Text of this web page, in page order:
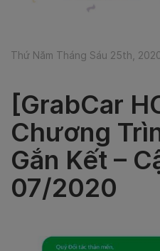
Thứ Năm Tháng Sáu 25th,
[GrabCar
Chương
Gắn Kết –
07/2020